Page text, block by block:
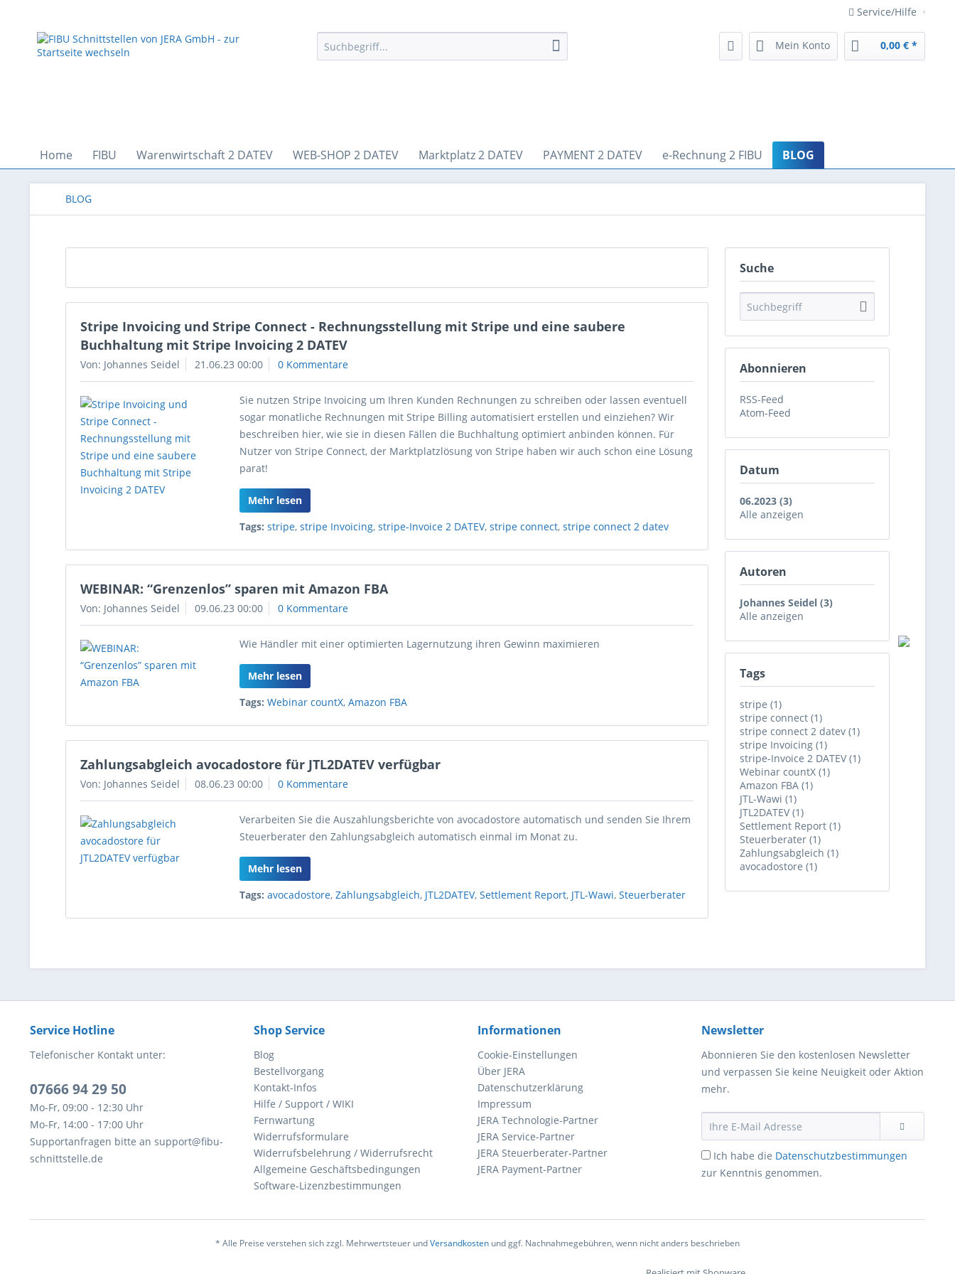
Service/Hilfe
Mein Konto 0,00 € *
Home FIBU Warenwirtschaft 2 DATEV WEB-SHOP 2 DATEV Marktplatz 2 DATEV PAYMENT 2 DATEV e-Rechnung 2 FIBU BLOG
BLOG
Suche
Abonnieren
RSS-Feed
Atom-Feed
Datum
06.2023 (3)
Alle anzeigen
Autoren
Johannes Seidel (3)
Alle anzeigen
Tags
stripe (1)
stripe connect (1)
stripe connect 2 datev (1)
stripe Invoicing (1)
stripe-Invoice 2 DATEV (1)
Webinar countX (1)
Amazon FBA (1)
JTL-Wawi (1)
JTL2DATEV (1)
Settlement Report (1)
Steuerberater (1)
Zahlungsabgleich (1)
avocadostore (1)
Stripe Invoicing und Stripe Connect - Rechnungsstellung mit Stripe und eine saubere
Buchhaltung mit Stripe Invoicing 2 DATEV
Von: Johannes Seidel 21.06.23 00:00 0 Kommentare
Sie nutzen Stripe Invoicing um Ihren Kunden Rechnungen zu schreiben oder lassen eventuell
sogar monatliche Rechnungen mit Stripe Billing automatisiert erstellen und einziehen? Wir
beschreiben hier, wie sie in diesen Fällen die Buchhaltung optimiert anbinden können. Für
Nutzer von Stripe Connect, der Marktplatzlösung von Stripe haben wir auch schon eine Lösung
parat!
Mehr lesen
Tags: stripe,stripe Invoicing,stripe-Invoice 2 DATEV,stripe connect,stripe connect 2 datev
WEBINAR: “Grenzenlos” sparen mit Amazon FBA
Von: Johannes Seidel 09.06.23 00:00 0 Kommentare
Wie Händler mit einer optimierten Lagernutzung ihren Gewinn maximieren
Mehr lesen
Tags: Webinar countX,Amazon FBA
Zahlungsabgleich avocadostore für JTL2DATEV verfügbar
Von: Johannes Seidel 08.06.23 00:00 0 Kommentare
Verarbeiten Sie die Auszahlungsberichte von avocadostore automatisch und senden Sie Ihrem
Steuerberater den Zahlungsabgleich automatisch einmal im Monat zu.
Mehr lesen
Tags: avocadostore,Zahlungsabgleich, JTL2DATEV,Settlement Report, JTL-Wawi,Steuerberater
Service Hotline
Telefonischer Kontakt unter:
07666 94 29 50
Mo-Fr, 09:00 - 12:30 Uhr
Mo-Fr, 14:00 - 17:00 Uhr
Supportanfragen bitte an support@fibu-
schnittstelle.de
Shop Service
Blog
Bestellvorgang
Kontakt-Infos
Hilfe / Support / WIKI
Fernwartung
Widerrufsformulare
Widerrufsbelehrung / Widerrufsrecht
Allgemeine Geschäftsbedingungen
Software-Lizenzbestimmungen
Informationen
Cookie-Einstellungen
Über JERA
Datenschutzerklärung
Impressum
JERA Technologie-Partner
JERA Service-Partner
JERA Steuerberater-Partner
JERA Payment-Partner
Newsletter
Abonnieren Sie den kostenlosen Newsletter
und verpassen Sie keine Neuigkeit oder Aktion
mehr.
Ich habe die Datenschutzbestimmungen
zur Kenntnis genommen.
* Alle Preise verstehen sich zzgl. Mehrwertsteuer undVersandkosten und ggf. Nachnahmegebühren, wenn nicht anders beschrieben